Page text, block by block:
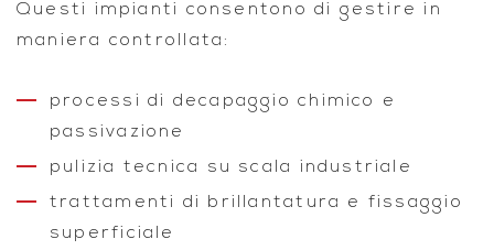
Questi impianti consentono di gestire in
maniera controllata:
processi di decapaggio chimico e
passivazione
pulizia tecnica su scala industriale
trattamenti di brillantatura e fissaggio
superficiale